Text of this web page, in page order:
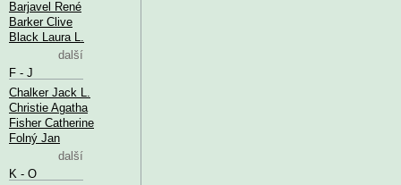
Barjavel René
Barker Clive
Black Laura L.
další
F - J
Chalker Jack L.
Christie Agatha
Fisher Catherine
Folný Jan
další
K - O